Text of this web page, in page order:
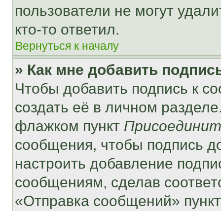
пользователи не могут
кто-то ответил.
Вернуться к началу
» Как мне добавить
Чтобы добавить подпись к
создать её в личном
флажком пункт
сообщения, чтобы подпись
настроить добавление
сообщениям, сделав
«Отправка сообщений»